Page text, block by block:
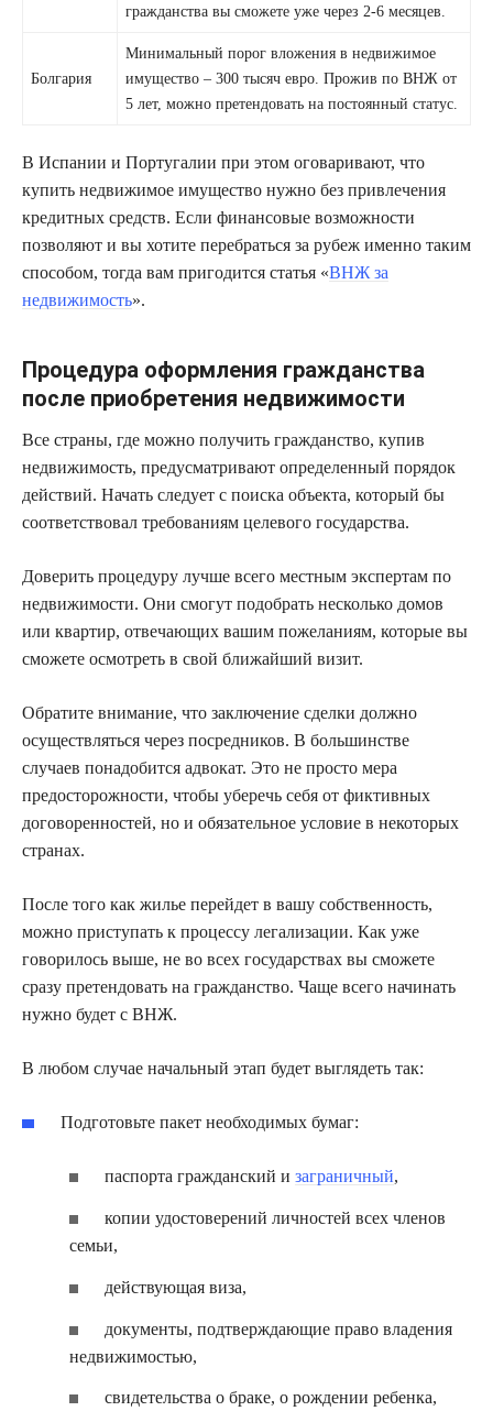
гражданства вы сможете уже через 2-6 месяцев.
Болгария
Минимальный порог вложения в недвижимое
имущество – 300 тысяч евро. Прожив по ВНЖ от
5 лет, можно претендовать на постоянный статус.
В Испании и Португалии при этом оговаривают, что
купить недвижимое имущество нужно без привлечения
кредитных средств. Если финансовые возможности
позволяют и вы хотите перебраться за рубеж именно таким
способом, тогда вам пригодится статья «ВНЖ за
недвижимость».
Процедура оформления гражданства
после приобретения недвижимости
Все страны, где можно получить гражданство, купив
недвижимость, предусматривают определенный порядок
действий. Начать следует с поиска объекта, который бы
соответствовал требованиям целевого государства.
Доверить процедуру лучше всего местным экспертам по
недвижимости. Они смогут подобрать несколько домов
или квартир, отвечающих вашим пожеланиям, которые вы
сможете осмотреть в свой ближайший визит.
Обратите внимание, что заключение сделки должно
осуществляться через посредников. В большинстве
случаев понадобится адвокат. Это не просто мера
предосторожности, чтобы уберечь себя от фиктивных
договоренностей, но и обязательное условие в некоторых
странах.
После того как жилье перейдет в вашу собственность,
можно приступать к процессу легализации. Как уже
говорилось выше, не во всех государствах вы сможете
сразу претендовать на гражданство. Чаще всего начинать
нужно будет с ВНЖ.
В любом случае начальный этап будет выглядеть так:
Подготовьте пакет необходимых бумаг:
паспорта гражданский изаграничный,
копии удостоверений личностей всех членов
семьи,
действующая виза,
документы, подтверждающие право владения
недвижимостью,
свидетельства о браке, о рождении ребенка,